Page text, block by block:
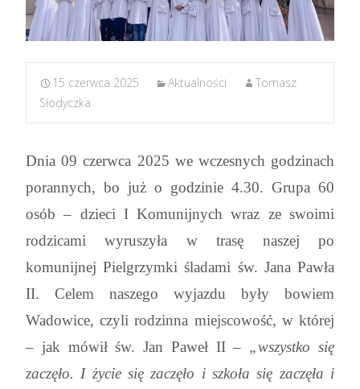
15 czerwca 2025 Aktualności
Tomasz
Słodyczka
Dnia 09 czerwca 2025 we wczesnych godzinach
porannych, bo już o godzinie 4.30. Grupa 60
osób – dzieci I Komunijnych wraz ze swoimi
rodzicami wyruszyła w trasę naszej po
komunijnej Pielgrzymki śladami św. Jana Pawła
II. Celem naszego wyjazdu były bowiem
Wadowice, czyli rodzinna miejscowość, w której
– jak mówił św. Jan Paweł II – „wszystko się
zaczęło. I życie się zaczęło i szkoła się zaczęła i